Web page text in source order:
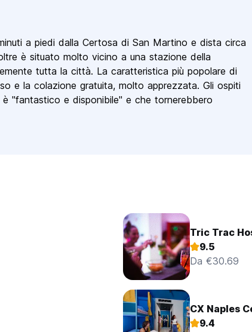
a piedi dalla Certosa di San Martino e dista circa
è situato molto vicino a una stazione della
tutta la città. La caratteristica più popolare di
e la colazione gratuita, molto apprezzata. Gli ospiti
"fantastico e disponibile" e che tornerebbero
Tric Trac
9.5
Da €30.69
CX Naples
9.4